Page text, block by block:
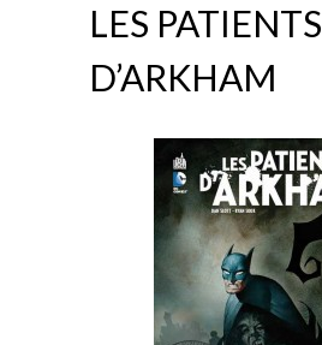
LES PATIENTS
D’ARKHAM